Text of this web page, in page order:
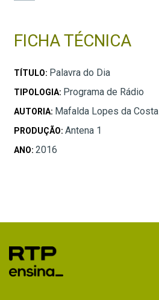
FICHA TÉCNICA
TÍTULO: Palavra do Dia
TIPOLOGIA: Programa de Rádio
AUTORIA: Mafalda Lopes da Costa
PRODUÇÃO: Antena 1
ANO: 2016